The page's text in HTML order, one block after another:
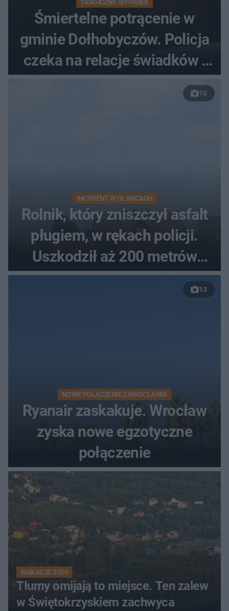
TRAGICZNY WYPADEK
Śmiertelne potrącenie w
gminie Dołhobyczów. Policja
czeka na relacje świadków i
10
INCYDENT W GLIWICACH
Rolnik, który zniszczył asfalt
pługiem, w rękach policji.
Uszkodził aż 200 metrów
nowej drogi
13
NOWE POŁĄCZENIE Z WROCŁAWIA
Ryanair zaskakuje. Wrocław
zyska nowe egzotyczne
połączenie
WAKACJE 2026
Tłumy omijają to miejsce. Ten zalew
w Świętokrzyskiem zachwyca